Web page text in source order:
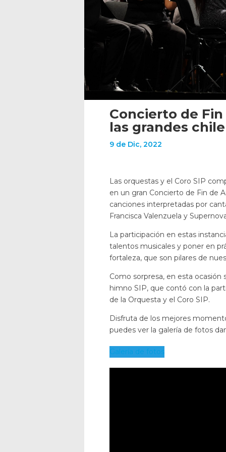
Concierto de
las grandes
9 de Dic, 2022
Las orquestas y el Coro SIP
en un gran Concierto de Fin de
canciones interpretadas por
Francisca Valenzuela y
La participación en estas
talentos musicales y poner en
fortaleza, que son pilares de
Como sorpresa, en esta
himno SIP, que contó con la
de la Orquesta y el Coro SIP.
Disfruta de los mejores
puedes ver la galería de fotos
Galería de fotos